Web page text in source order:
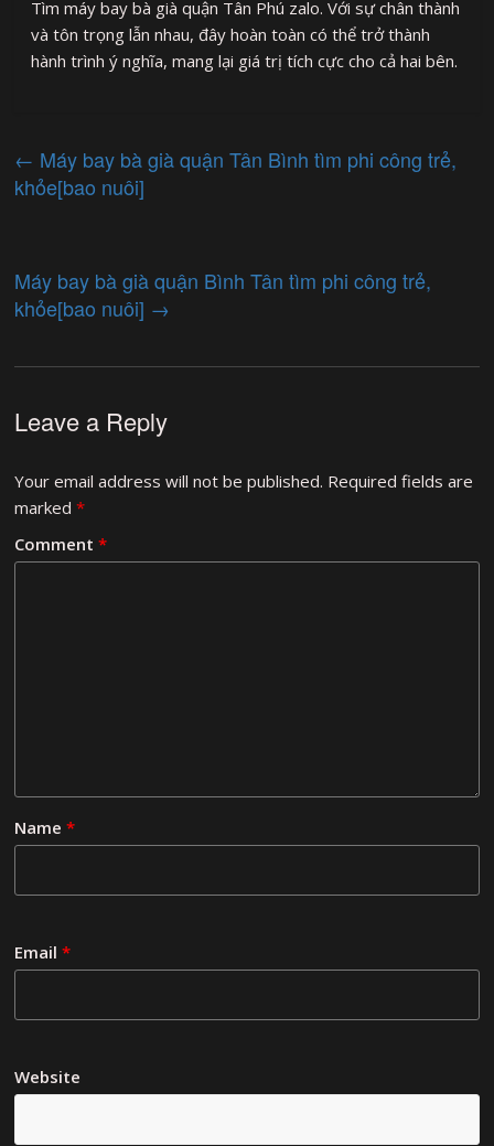
Tìm máy bay bà già quận Tân Phú zalo. Với sự chân thành
và tôn trọng lẫn nhau, đây hoàn toàn có thể trở thành
hành trình ý nghĩa, mang lại giá trị tích cực cho cả hai bên.
← Máy bay bà già quận Tân Bình tìm phi công trẻ,
khỏe[bao nuôi]
Máy bay bà già quận Bình Tân tìm phi công trẻ,
khỏe[bao nuôi] →
Leave a Reply
Your email address will not be published. Required fields are
marked*
Comment*
Name*
Email*
Website